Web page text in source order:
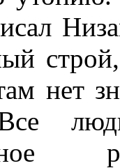
нет